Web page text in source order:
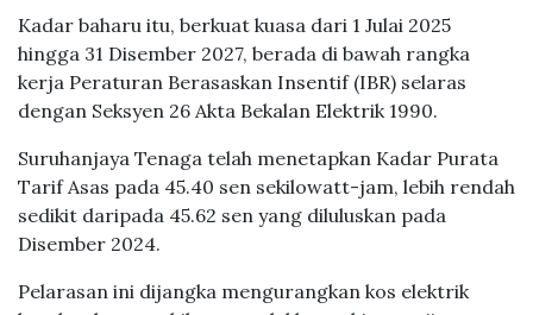
Kadar baharu itu, berkuat kuasa dari 1 Julai 2025
hingga 31 Disember 2027, berada di bawah rangka
kerja Peraturan Berasaskan Insentif (IBR) selaras
Suruhanjaya Tenaga telah menetapkan Kadar Purata
Tarif Asas pada 45.40 sen sekilowatt-jam, lebih rendah
sedikit daripada 45.62 sen yang diluluskan pada